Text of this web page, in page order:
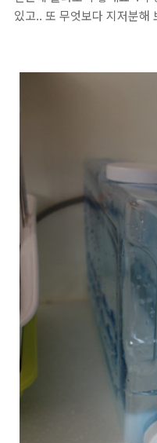
있고.. 또 무엇보다 지저분해